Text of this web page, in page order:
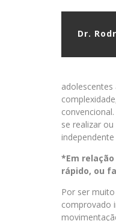
Dr.
se realizar
*Em
rápido, ou
Por ser
comprovado